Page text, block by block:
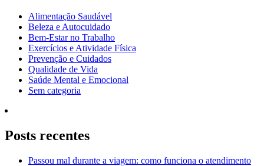
Alimentação Saudável
Beleza e Autocuidado
Bem-Estar no Trabalho
Exercícios e Atividade Física
Prevenção e Cuidados
Qualidade de Vida
Saúde Mental e Emocional
Sem categoria
Posts recentes
Passou mal durante a viagem: como funciona o atendimento